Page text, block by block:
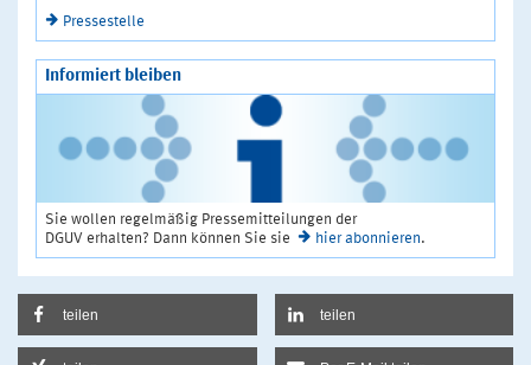
Pressestelle
Informiert bleiben
Sie wollen regelmäßig Pressemitteilungen der
DGUV erhalten? Dann können Sie sie
hier abonnieren.
teilen teilen